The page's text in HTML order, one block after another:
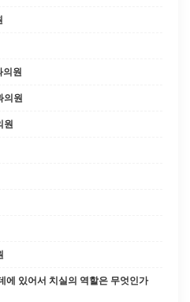
의원
의원
원
에 있어서 치실의 역할은 무엇인가